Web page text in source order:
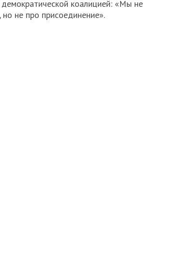
демократической коалицией: «Мы не
не про присоединение».